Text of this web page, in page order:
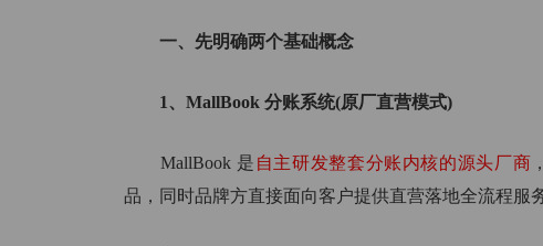
一、先明确两个基础概念
1、MallBook 分账系统(原厂直营模式)
MallBook 是 自主研发整套分账内核的源头厂商
品，同时品牌方直接面向客户提供直营落地全流程服务